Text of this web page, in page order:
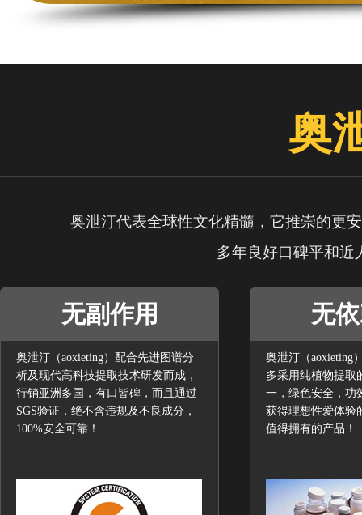
奥
奥泄汀代表全球性文化精髓，它推崇的更
多年良好口碑平和近
无副作用
奥泄汀（aoxieting）配合先进图谱分
析及现代高科技提取技术研发而成，
行销亚洲多国，有口皆碑，而且通过
SGS验证，绝不含违规及不良成分，
100%安全可靠！
无
奥泄汀（aoxieting
多采用纯植物提取
一，绿色安全，功
获得理想性爱体验
值得拥有的产品！